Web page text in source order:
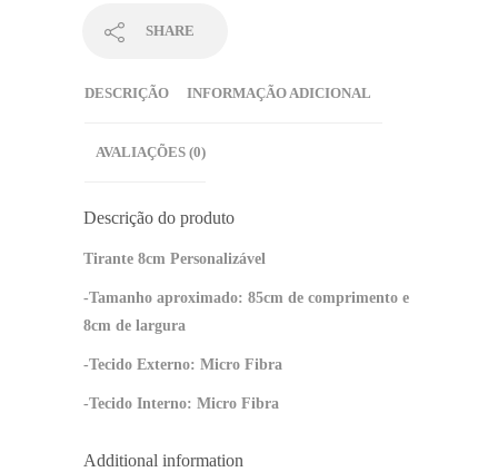
SHARE
DESCRIÇÃO INFORMAÇÃO ADICIONAL
AVALIAÇÕES (0)
Descrição do produto
Tirante 8cm Personalizável
-Tamanho aproximado: 85cm de comprimento e
8cm de largura
-Tecido Externo: Micro Fibra
-Tecido Interno: Micro Fibra
Additional information